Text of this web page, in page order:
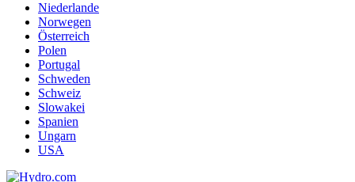
Niederlande
Norwegen
Österreich
Polen
Portugal
Schweden
Schweiz
Slowakei
Spanien
Ungarn
USA